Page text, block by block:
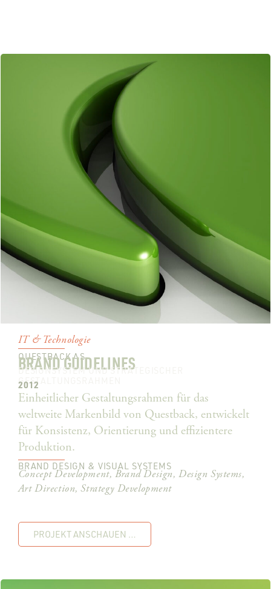
IT & Technologie
QUESTBACK AS
BRAND GUIDELINES
DESIGNSYSTEM UND STRATEGISCHER
GESTALTUNGSRAHMEN
2012
Einheitlicher Gestaltungsrahmen für das
weltweite Markenbild von Questback, entwickelt
für Konsistenz, Orientierung und effizientere
Produktion.
BRAND DESIGN & VISUAL SYSTEMS
Concept Development, Brand Design, Design Systems,
Art Direction, Strategy Development
PROJEKT ANSCHAUEN …